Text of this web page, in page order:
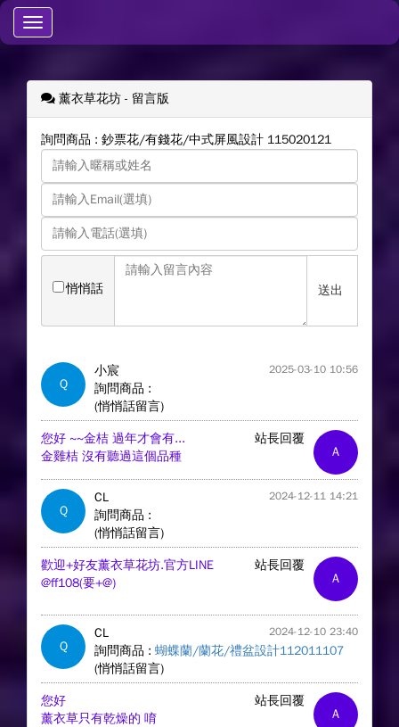
Toggle
navigation
薰衣草花坊 - 留言版
詢問商品 : 鈔票花/有錢花/中式屏風設計 115020121
悄悄話 送出
Q
小宸 2025-03-10 10:56
詢問商品 :
(悄悄話留言)
A
站長回覆
您好 ~~金桔 過年才會有...
金雞桔 沒有聽過這個品種
Q
CL 2024-12-11 14:21
詢問商品 :
(悄悄話留言)
A
站長回覆
歡迎+好友薰衣草花坊.官方LINE
@ff108(要+@)
Q
CL 2024-12-10 23:40
詢問商品 : 蝴蝶蘭/蘭花/禮盆設計112011107
(悄悄話留言)
A
站長回覆
您好
薰衣草只有乾燥的 唷